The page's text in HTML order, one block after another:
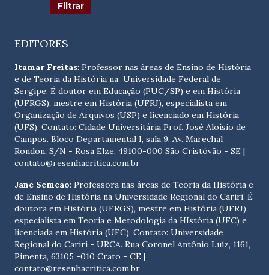
EDITORES
Itamar Freitas: Professor nas áreas de Ensino de História
e de Teoria da História na Universidade Federal de
Sergipe. É doutor em Educação (PUC/SP) e em História
(UFRGS), mestre em História (UFRJ), especialista em
Organização de Arquivos (USP) e licenciado em História
(UFS). Contato: Cidade Universitária Prof. José Aloísio de
Campos. Bloco Departamental I, sala 9, Av. Marechal
Rondon, S/N - Rosa Elze, 49100-000 São Cristóvão - SE |
contato@resenhacritica.com.br
Jane Semeão: Professora nas áreas de Teoria da História e
de Ensino de História na Universidade Regional do Cariri. É
doutora em História (UFRGS), mestre em História (UFRJ),
especialista em Teoria e Metodologia da HIstória (UFC) e
licenciada em História (UFC). Contato: Universidade
Regional do Cariri - URCA. Rua Coronel Antônio Luíz, 1161,
Pimenta, 63105 -010 Crato - CE |
contato@resenhacritica.com.br